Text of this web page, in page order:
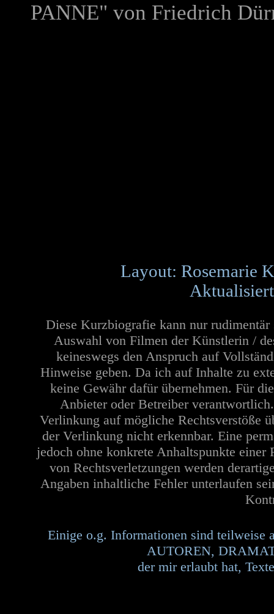
PANNE" von Friedrich
Layout: Rosemarie
Diese Kurzbiografie kann nur
Auswahl von Filmen der Künstlerin /
keineswegs den Anspruch auf
Hinweise geben. Da ich auf Inhalte zu
keine Gewähr dafür übernehmen. Für
Anbieter oder Betreiber
Verlinkung auf mögliche Rechtsverstöße
der Verlinkung nicht erkennbar. Eine
jedoch ohne konkrete Anhaltspunkte
von Rechtsverletzungen werden
Angaben inhaltliche Fehler unterlaufen
Einige o.g. Informationen sind
AUTOREN,
der mir erlaubt hat,